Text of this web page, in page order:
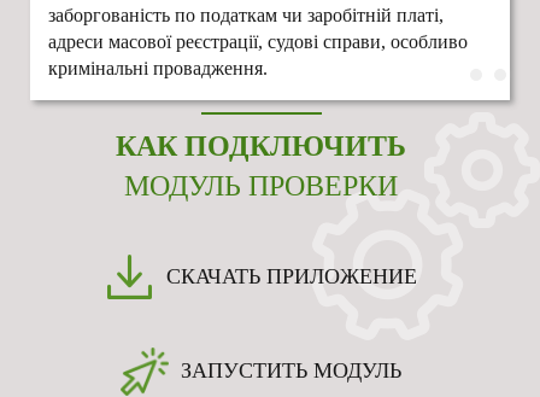
заборгованість по податкам чи заробітній платі,
адреси масової реєстрації, судові справи, особливо
кримінальні провадження.
КАК ПОДКЛЮЧИТЬ
МОДУЛЬ ПРОВЕРКИ
СКАЧАТЬ ПРИЛОЖЕНИЕ
ЗАПУСТИТЬ МОДУЛЬ